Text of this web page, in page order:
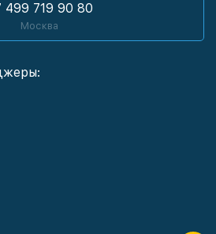
499 719 90 80
Москва